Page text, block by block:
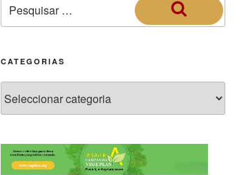
CATEGORIAS